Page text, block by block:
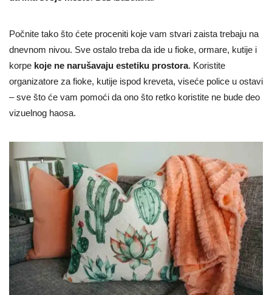
Počnite tako što ćete proceniti koje vam stvari zaista trebaju na
dnevnom nivou. Sve ostalo treba da ide u fioke, ormare, kutije i
korpe koje ne narušavaju estetiku prostora. Koristite
organizatore za fioke, kutije ispod kreveta, viseće police u ostavi
– sve što će vam pomoći da ono što retko koristite ne bude deo
vizuelnog haosa.